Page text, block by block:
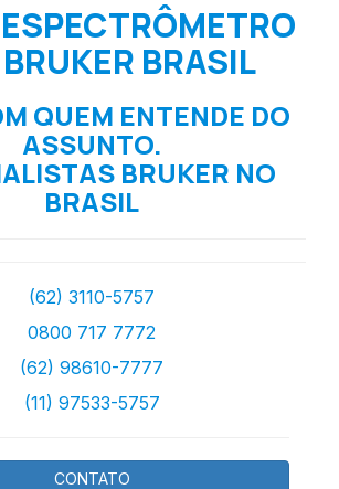
BRASIL
QUEM ENTENDE DO
ASSUNTO.
BRUKER NO
BRASIL
(62) 3110-5757
0800 717 7772
(62) 98610-7777
(11) 97533-5757
CONTATO